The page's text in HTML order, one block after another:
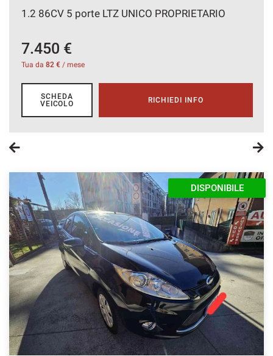
1.2 86CV 5 porte LTZ UNICO PROPRIETARIO
7.450 €
Tua da 82 € / mese
SCHEDA
VEICOLO
RICHIEDI INFO
DISPONIBILE